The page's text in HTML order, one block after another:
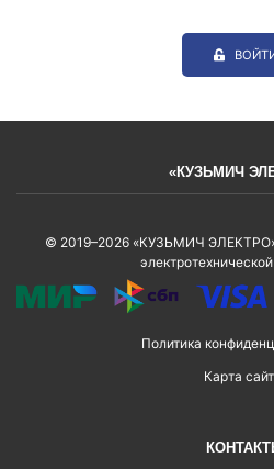
«КУЗЬМИЧ
© 2019–2026 «КУЗЬМИЧ
Политика
Карта